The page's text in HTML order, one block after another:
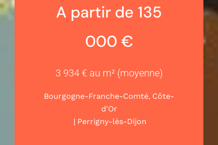
A partir de 135
000 €
3 934 € au m² (moyenne)
Bourgogne-Franche-Comté, Côte-
d'Or
| Perrigny-lès-Dijon